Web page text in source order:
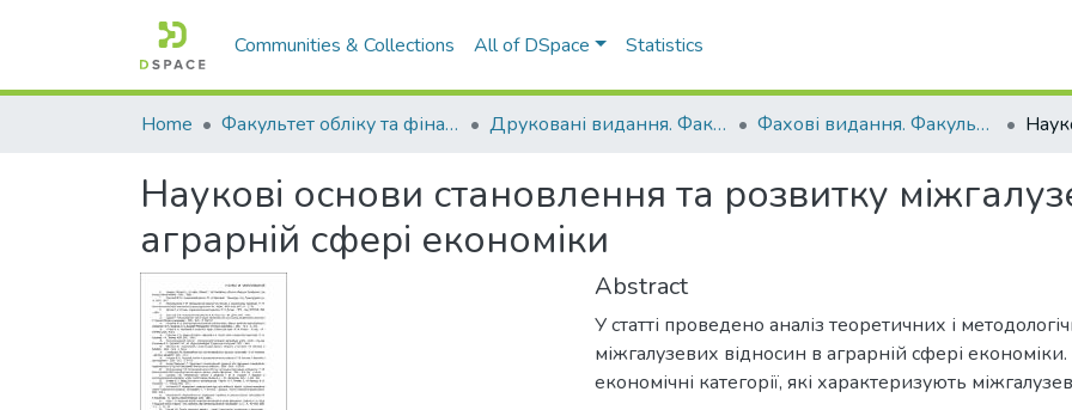
Communities & Collections All of DSpace Statistics
Home Факультет обліку та фінансів Друковані видання. Факультет обліку та фінансів Фахові видання. Факультет обліку та фінансів
Наукові основи становлення та розвитку
аграрній сфері економіки
Abstract
У статті проведено аналіз теоретичних і
міжгалузевих відносин в аграрній сфері
економічні категорії, які характеризують